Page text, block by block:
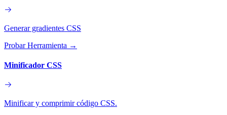
Generar gradientes CSS
Probar Herramienta →
Minificador CSS
Minificar y comprimir código CSS.